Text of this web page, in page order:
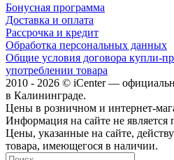
Бонусная программа
Доставка и оплата
Рассрочка и кредит
Обработка персональных данных
Общие условия договора купли-
употреблении товара
2010 - 2026 © iCenter —
в Калининграде.
Цены в розничном и интернет-
Информация на сайте не является
Цены, указанные на сайте,
товара, имеющегося в наличии.